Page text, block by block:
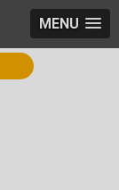
MENU